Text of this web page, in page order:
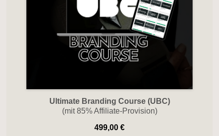
Ultimate Branding Course (UBC)
(mit 85% Affiliate-Provision)
499,00 €